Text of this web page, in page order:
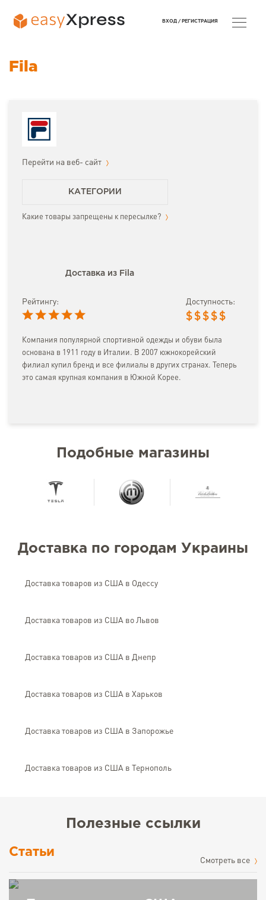
Fila
Перейти на веб- сайт
КАТЕГОРИИ
Какие товары запрещены к пересылке?
Доставка из Fila
Рейтингу: Доступность:
$ $ $ $ $
Компания популярной спортивной одежды и обуви была
основана в 1911 году в Италии. В 2007 южнокорейский
филиал купил бренд и все филиалы в других странах. Теперь
это самая крупная компания в Южной Корее.
Подобные магазины
Доставка по городам Украины
Доставка товаров из США в Одессу
Доставка товаров из США во Львов
Доставка товаров из США в Днепр
Доставка товаров из США в Харьков
Доставка товаров из США в Запорожье
Доставка товаров из США в Тернополь
Полезные ссылки
Статьи
Cмотреть все
ВХОД / РЕГИСТРАЦИЯ